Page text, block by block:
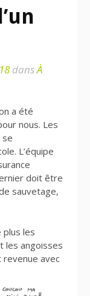
dansÀ
a été
nous. Les
L’équipe
doit être
sauvetage,
plus les
les angoisses
revenue avec